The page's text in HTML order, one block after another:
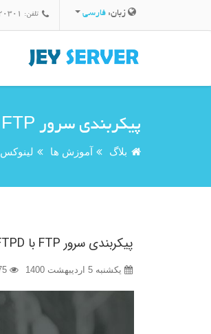
زبان: فارسی تلفن: 03134420301
پیکربندی سرور FTP با VSFTPD در اوبونتو 20.04
بلاگ آموزش ها لینوکس
پیکربندی سرور FTP با VSFTPD در اوبونتو 20.04
یکشنبه 5 اردیبهشت 1400